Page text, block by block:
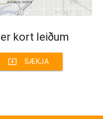
kort leiðum
system_update_alt SÆKJA